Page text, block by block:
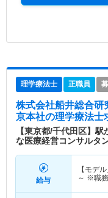
理学療法士 正職員
株式会社船井総合研
京本社の理学療法士
【東京都/千代田区】
な医療経営コンサルタ
給与
【モデル
～ ※職務